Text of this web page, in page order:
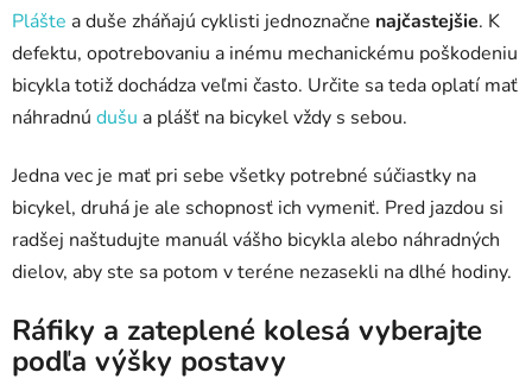
p
r
v
k
y
ý
p
i
s
u
Plášte a duše zháňajú cyklisti jednoznačne najčastejšie. K
defektu, opotrebovaniu a inému mechanickému poškodeniu
bicykla totiž dochádza veľmi často. Určite sa teda oplatí mať
náhradnú dušu a plášť na bicykel vždy s sebou.
Jedna vec je mať pri sebe všetky potrebné súčiastky na
bicykel, druhá je ale schopnosť ich vymeniť. Pred jazdou si
radšej naštudujte manuál vášho bicykla alebo náhradných
dielov, aby ste sa potom v teréne nezasekli na dlhé hodiny.
Ráfiky a zateplené kolesá vyberajte
podľa výšky postavy